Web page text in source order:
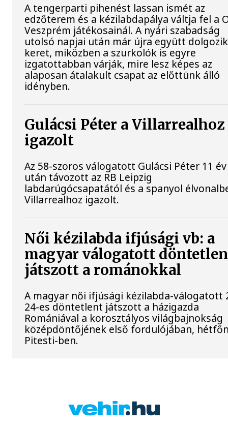
A tengerparti pihenést lassan ismét az
edzőterem és a kézilabdapálya váltja fel a
Veszprém játékosainál. A nyári szabadság
utolsó napjai után már újra együtt
keret, miközben a szurkolók is egyre
izgatottabban várják, mire lesz képes az
alaposan átalakult csapat az előttünk álló
idényben.
Gulácsi Péter a Villarrealhoz
igazolt
Az 58-szoros válogatott Gulácsi Péter 11 év
után távozott az RB Leipzig
labdarúgócsapatától és a spanyol
Villarrealhoz igazolt.
Női kézilabda ifjúsági vb: a
magyar válogatott
játszott a románokkal
A magyar női ifjúsági kézilabda-válogatott
24-es döntetlent játszott a házigazda
Romániával a korosztályos világbajnokság
középdöntőjének első fordulójában,
Pitesti-ben.